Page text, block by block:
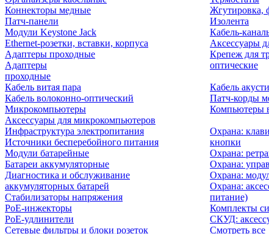
Коннекторы медные
Патч-панели
Модули Keystone Jack
Ethernet-розетки, вставки, корпуса
Адаптеры проходные
Жгутировка,
Изолента
Кабель-
Аксессуары
Крепеж для
Адаптеры
проходные
оптические
Кабель витая пара
Кабель волоконно-оптический
Кабель
Патч-корды
Микрокомпьютеры
Аксессуары для микрокомпьютеров
Компьютеры
Инфраструктура электропитания
Источники бесперебойного питания
Модули батарейные
Батареи аккумуляторные
Диагностика и обслуживание
аккумуляторных батарей
Стабилизаторы напряжения
PoE-инжекторы
PoE-удлинители
Сетевые фильтры и блоки розеток
Охрана:
кнопки
Охрана:
Охрана:
Охрана:
Охрана:
питание)
Комплекты
СКУД:
Смотреть все